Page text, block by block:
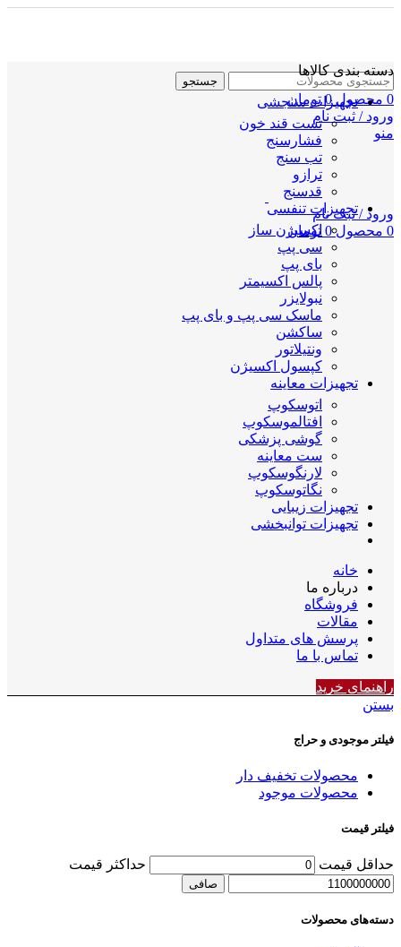
جستجو
0 محصول 0 تومان
ورود / ثبت نام
منو
ورود / ثبت نام
0 محصول 0 تومان
دسته بندی کالاها
تجهیزات سنجشی
تست قند خون
فشارسنج
تب سنج
ترازو
قدسنج
تجهیزات تنفسی
اکسیژن ساز
سی پپ
بای پپ
پالس اکسیمتر
نبولایزر
ماسک سی پپ و بای پپ
ساکشن
ونتیلاتور
کپسول اکسیژن
تجهیزات معاینه
اتوسکوپ
افتالموسکوپ
گوشی پزشکی
ست معاینه
لارنگوسکوپ
نگاتوسکوپ
تجهیزات زیبایی
تجهیزات توانبخشی
خانه
درباره ما
فروشگاه
مقالات
پرسش های متداول
تماس با ما
راهنمای خرید
بستن
فیلتر موجودی و حراج
محصولات تخفیف دار
محصولات موجود
فیلتر قیمت
حداقل قیمت حداكثر قيمت
صافی
دسته‌های محصولات